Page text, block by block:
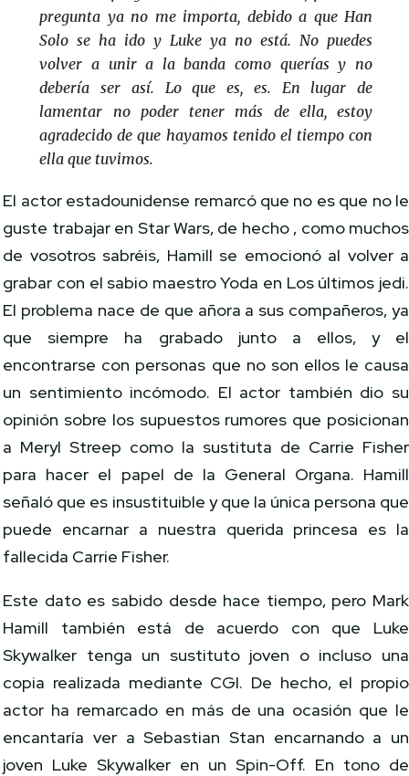
pregunta ya no me importa, debido a que Han
Solo se ha ido y Luke ya no está. No puedes
volver a unir a la banda como querías y no
debería ser así. Lo que es, es. En lugar de
lamentar no poder tener más de ella, estoy
agradecido de que hayamos tenido el tiempo con
ella que tuvimos.
El actor estadounidense remarcó que no es que no le
guste trabajar en Star Wars, de hecho , como muchos
de vosotros sabréis, Hamill se emocionó al volver a
grabar con el sabio maestro Yoda en Los últimos jedi.
El problema nace de que añora a sus compañeros, ya
que siempre ha grabado junto a ellos, y el
encontrarse con personas que no son ellos le causa
un sentimiento incómodo. El actor también dio su
opinión sobre los supuestos rumores que posicionan
a Meryl Streep como la sustituta de Carrie Fisher
para hacer el papel de la General Organa. Hamill
señaló que es insustituible y que la única persona que
puede encarnar a nuestra querida princesa es la
fallecida Carrie Fisher.
Este dato es sabido desde hace tiempo, pero Mark
Hamill también está de acuerdo con que Luke
Skywalker tenga un sustituto joven o incluso una
copia realizada mediante CGI. De hecho, el propio
actor ha remarcado en más de una ocasión que le
encantaría ver a Sebastian Stan encarnando a un
joven Luke Skywalker en un Spin-Off. En tono de